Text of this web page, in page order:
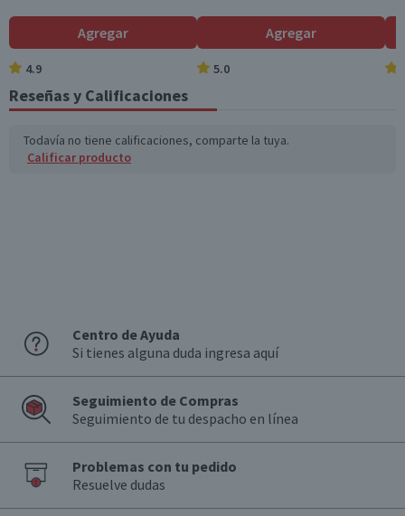
Agregar
4.9
Agregar
5.0
Reseñas y Calificaciones
Todavía no tiene calificaciones, comparte la tuya.
Calificar producto
Centro de Ayuda
Si tienes alguna duda ingresa aquí
Seguimiento de Compras
Seguimiento de tu despacho en línea
Problemas con tu pedido
Resuelve dudas